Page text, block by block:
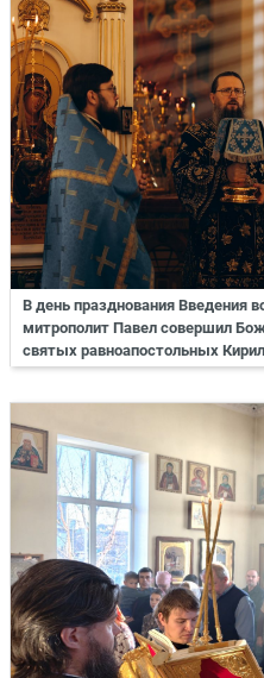
В день празднования Введения
митрополит Павел совершил
святых равноапостольных